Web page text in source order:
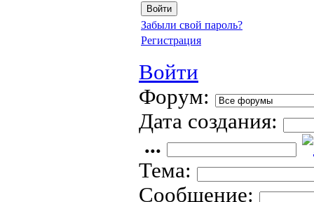
Забыли свой пароль?
Регистрация
Войти
Форум:
Дата создания:
...
Тема:
Сообщение: